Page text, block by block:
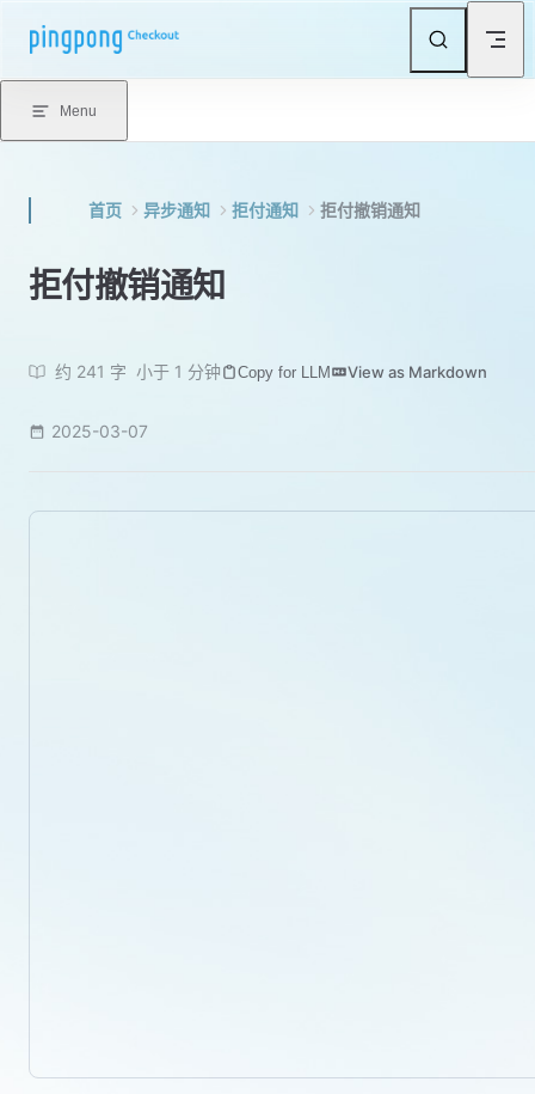
Skip to content
Menu
首页 异步通知 拒付通知 拒付撤销通知
拒付撤销通知
约 241 字 小于 1 分钟 Copy for LLM View as Markdown
2025-03-07